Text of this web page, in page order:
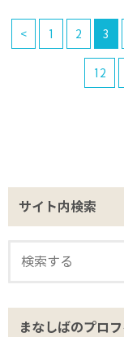
< 1 2 3
12
サイト内検索
まなしばのプロ